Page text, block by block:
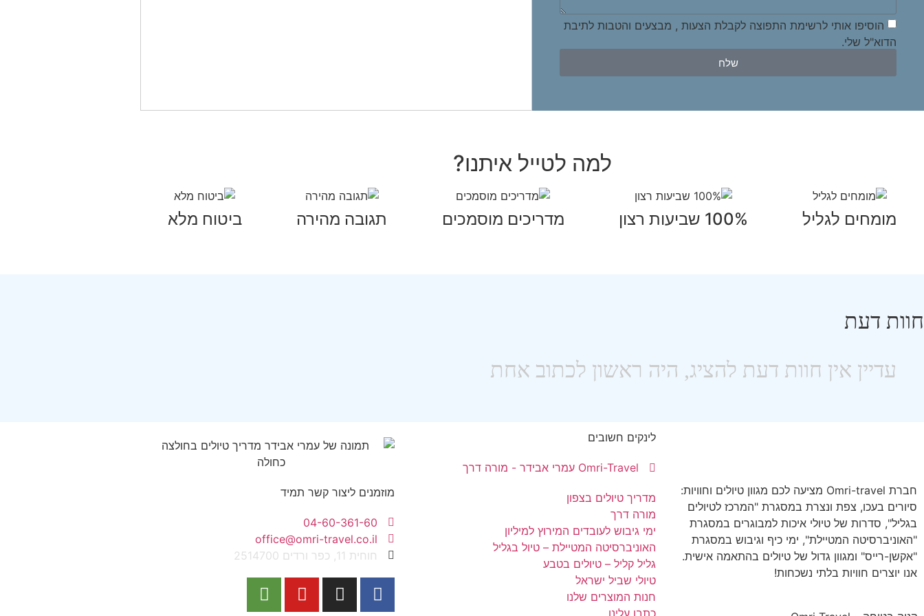
הוסיפו אותי לרשימת התפוצה לקבלת הצעות , מבצעים והטבות לתיבת
הדוא"ל שלי.
שלח
למה לטייל איתנו?
מומחים לגליל 100% שביעות רצון מדריכים מוסמכים תגובה מהירה ביטוח מלא
חוות דעת
חברת Omri-travel מציעה לכם מגוון טיולים וחוויות:
סיורים בעכו, צפת ונצרת במסגרת "המרכז לטיולים
בגליל", סדרות של טיולי איכות למבוגרים במסגרת
"האוניברסיטה המטיילת", ימי כיף וגיבוש במסגרת
"אקשן-רייס" ומגוון גדול של טיולים בהתאמה אישית.
אנו יוצרים חוויות בלתי נשכחות!
לינקים חשובים
Omri-Travel עמרי אבידר - מורה דרך
מדריך טיולים בצפון
מורה דרך
ימי גיבוש לעובדים המירוץ למיליון
האוניברסיטה המטיילת – טיול בגליל
גליל קליל – טיולים בטבע
טיולי שביל ישראל
חנות המוצרים שלנו
כתבו עלינו
מוזמנים ליצור קשר תמיד
04-60-361-60
office@omri-travel.co.il
חוחית 11, כפר ורדים 2514700